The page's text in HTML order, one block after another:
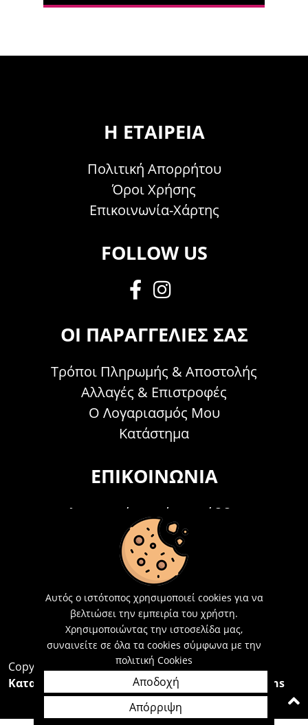
Η ΕΤΑΙΡΕΊΑ
Πολιτική Απορρήτου
Όροι Χρήσης
Επικοινωνία-Χάρτης
FOLLOW US
ΟΙ ΠΑΡΑΓΓΕΛΊΕΣ ΣΑΣ
Τρόποι Πληρωμής & Αποστολής
Αλλαγές & Επιστροφές
Ο Λογαριασμός Μου
Κατάστημα
ΕΠΙΚΟΙΝΩΝΊΑ
Τηλεφωνικά Δευτέρα - Σάββατο
09:00 - 15:00
Τ: 26214 00104
info@acosmetics.gr
Copyright 2026,
Acosmetics Αθανασόπουλος
Κατασκευή Ιστοσελίδων Interactive Net Solutions
Αυτός ο ιστότοπος χρησιμοποιεί cookies για να
βελτιώσει την εμπειρία του χρήστη.
Χρησιμοποιώντας την ιστοσελίδα μας,
συναινείτε σε όλα τα cookies σύμφωνα με την
πολιτική Cookies
Αποδοχή
Απόρριψη